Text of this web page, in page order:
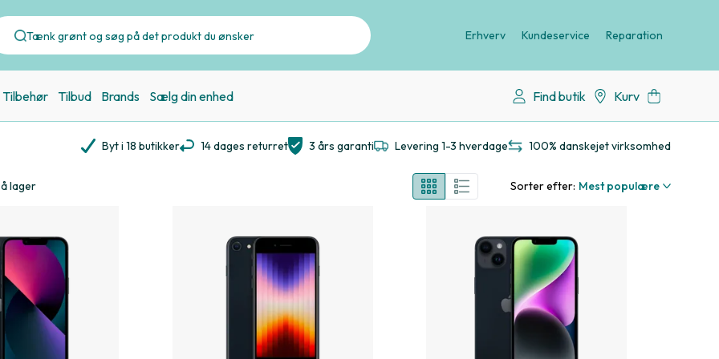
Erhverv Kundeservice Reparation
Tilbehør Tilbud Brands Sælg din enhed Find butik Kurv
Byt i 18 butikker 14 dages returret 3 års garanti Levering 1-3 hverdage 100% danskejet virksomhed
lager Sorter efter: Mest populære